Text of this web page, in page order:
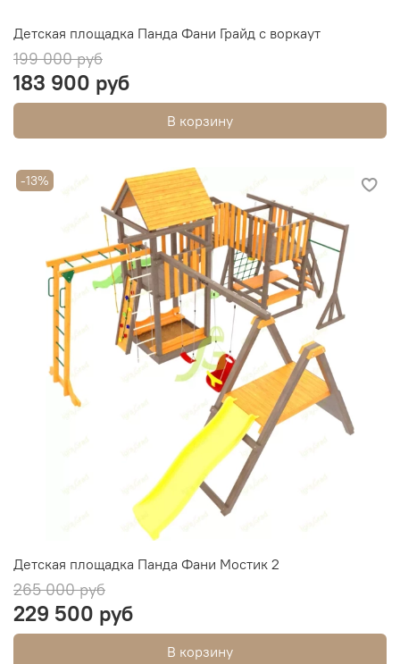
Детская площадка Панда Фани Грайд с воркаут
199 000 руб
183 900 руб
В корзину
-13%
Детская площадка Панда Фани Мостик 2
265 000 руб
229 500 руб
В корзину